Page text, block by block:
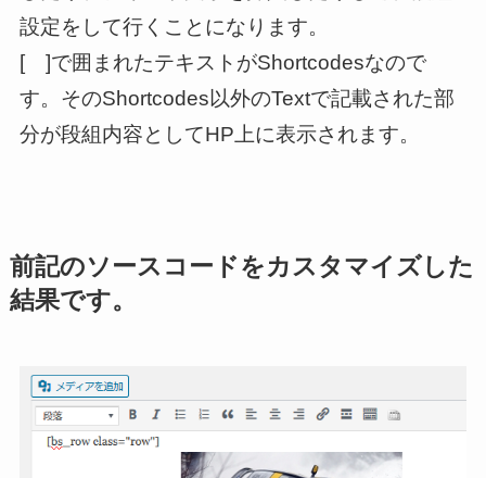
設定をして行くことになります。
[ ]で囲まれたテキストがShortcodesなので
す。そのShortcodes以外のTextで記載された部
分が段組内容としてHP上に表示されます。
前記のソースコードをカスタマイズした
結果です。